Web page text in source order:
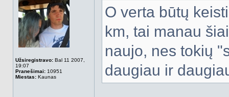
Užsiregistravo: Bal 11 2007,
19:07
Pranešimai: 10951
Miestas: Kaunas
O verta būtų
km, tai manau
naujo, nes tokių
daugiau ir